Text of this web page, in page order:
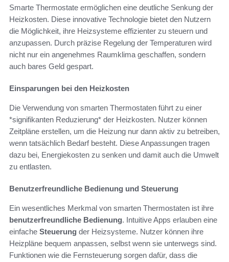
Smarte Thermostate ermöglichen eine deutliche Senkung der
Heizkosten. Diese innovative Technologie bietet den Nutzern
die Möglichkeit, ihre Heizsysteme effizienter zu steuern und
anzupassen. Durch präzise Regelung der Temperaturen wird
nicht nur ein angenehmes Raumklima geschaffen, sondern
auch bares Geld gespart.
Einsparungen bei den Heizkosten
Die Verwendung von smarten Thermostaten führt zu einer
*signifikanten Reduzierung* der Heizkosten. Nutzer können
Zeitpläne erstellen, um die Heizung nur dann aktiv zu betreiben,
wenn tatsächlich Bedarf besteht. Diese Anpassungen tragen
dazu bei, Energiekosten zu senken und damit auch die Umwelt
zu entlasten.
Benutzerfreundliche Bedienung und Steuerung
Ein wesentliches Merkmal von smarten Thermostaten ist ihre
benutzerfreundliche Bedienung. Intuitive Apps erlauben eine
einfache Steuerung der Heizsysteme. Nutzer können ihre
Heizpläne bequem anpassen, selbst wenn sie unterwegs sind.
Funktionen wie die Fernsteuerung sorgen dafür, dass die